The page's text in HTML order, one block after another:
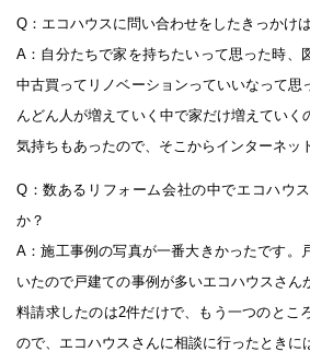
Q：エコハウスに問い合わせをしたきっかけ
A：自分たちで家を持ちたいって思った時、
中古買ってリノベーションっていいなって思
んどん人が増えていく中で家だけ増えていく
気持ちもあったので、そこからインターネッ
Q：数あるリフォーム会社の中でエコハウ
か？
A：施工事例の写真が一番大きかったです。
いたので戸建ての事例が多いエコハウスさん
料請求したのは2件だけで、もう一つのとこ
ので、エコハウスさんに相談に行ったときに